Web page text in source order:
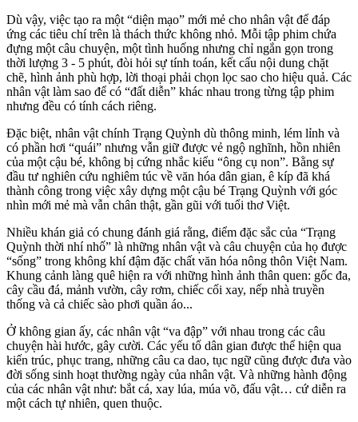
Dù vậy, việc tạo ra một “diện mạo” mới mẻ cho nhân vật để đáp
ứng các tiêu chí trên là thách thức không nhỏ. Mỗi tập phim chứa
đựng một câu chuyện, một tình huống nhưng chỉ ngắn gọn trong
thời lượng 3 - 5 phút, đòi hỏi sự tính toán, kết cấu nội dung chặt
chẽ, hình ảnh phù hợp, lời thoại phải chọn lọc sao cho hiệu quả. Các
nhân vật làm sao để có “đất diễn” khác nhau trong từng tập phim
nhưng đều có tính cách riêng.
Đặc biệt, nhân vật chính Trạng Quỳnh dù thông minh, lém lỉnh và
có phần hơi “quái” nhưng vẫn giữ được vẻ ngộ nghĩnh, hồn nhiên
của một cậu bé, không bị cứng nhắc kiểu “ông cụ non”. Bằng sự
đầu tư nghiên cứu nghiêm túc về văn hóa dân gian, ê kíp đã khá
thành công trong việc xây dựng một cậu bé Trạng Quỳnh với góc
nhìn mới mẻ mà vẫn chân thật, gần gũi với tuổi thơ Việt.
Nhiều khán giả có chung đánh giá rằng, điểm đặc sắc của “Trạng
Quỳnh thời nhí nhố” là những nhân vật và câu chuyện của họ được
“sống” trong không khí đậm đặc chất văn hóa nông thôn Việt Nam.
Khung cảnh làng quê hiện ra với những hình ảnh thân quen: gốc đa,
cây cầu đá, mảnh vườn, cây rơm, chiếc cối xay, nếp nhà truyền
thống và cả chiếc sào phơi quần áo...
Ở không gian ấy, các nhân vật “va đập” với nhau trong các câu
chuyện hài hước, gây cười. Các yếu tố dân gian được thể hiện qua
kiến trúc, phục trang, những câu ca dao, tục ngữ cũng được đưa vào
đời sống sinh hoạt thường ngày của nhân vật. Và những hành động
của các nhân vật như: bắt cá, xay lúa, múa võ, đấu vật… cứ diễn ra
một cách tự nhiên, quen thuộc.